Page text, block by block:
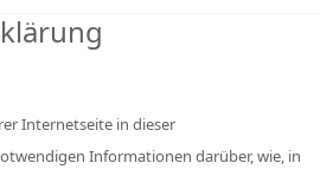
Internetseite in dieser
Informationen darüber, wie, in